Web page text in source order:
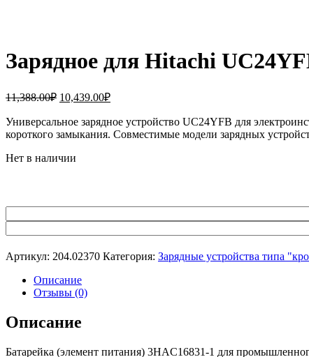
Зарядное для Hitachi
11,388.00₽ Первоначальная
составляла
11,388.00₽.
10,439.00₽Текущая
10,439.00₽.
Универсальное зарядное устройство UC24YFB для
короткого замыкания. Совместимые модели зарядных
Нет в наличии
Артикул: 204.02370 Категория: Зарядные устройства типа
Описание
Отзывы (0)
Описание
Батарейка (элемент питания) 3HAC16831-1 для